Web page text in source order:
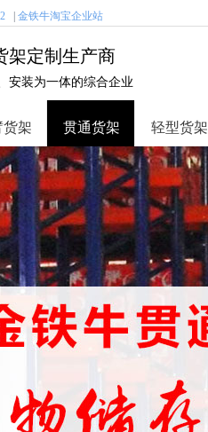
架定制生产商
安装为一体的综合企业
金铁牛淘宝企业站
货架 贯通货架 轻型货架